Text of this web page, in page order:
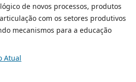
de novos processos, produtos
com os setores produtivos
mecanismos para a educação
Atual